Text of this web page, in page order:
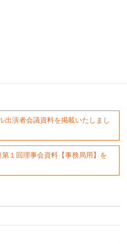
出演者会議資料を掲載いたしまし
１回理事会資料【事務局用】を